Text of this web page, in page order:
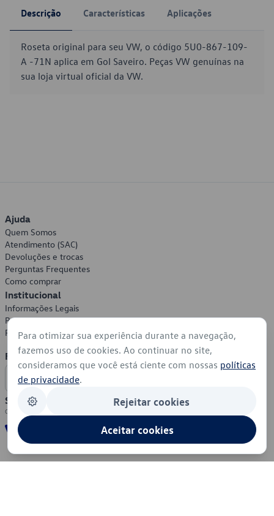
Descrição Características Aplicações
Roseta original para seu VW, o código 5U0-867-109-
A -71N aplica em Gol Saveiro. Peças VW genuínas na
sua loja virtual oficial da VW.
Ajuda
Quem Somos
Atendimento (SAC)
Devoluções e trocas
Perguntas Frequentes
Como comprar
Institucional
Informações Legais
Política de Privacidade
Política de Cookies
Formas de Pagamento
Segurança
Para otimizar sua experiência durante a navegação,
fazemos uso de cookies. Ao continuar no site,
consideramos que você está ciente com nossas políticas
de privacidade.
Rejeitar cookies
Aceitar cookies